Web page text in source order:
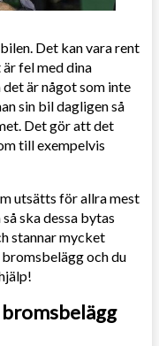
Det kan vara rent
fel med dina
är något som inte
sin bil dagligen så
Det gör att det
till exempelvis
utsätts för allra mest
ska dessa bytas
stannar mycket
och du